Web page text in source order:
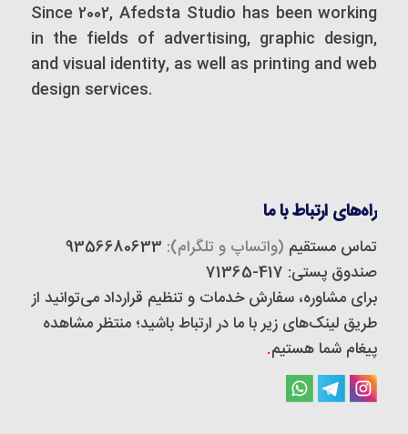
Since 2002, Afedsta Studio has been working
in the fields of advertising, graphic design,
and visual identity, as well as printing and web
design services.
راه‌های ارتباط با ما
تماس مستقیم (واتساپ و تلگرام):
صندوق پستی: 417-71365
برای مشاوره، سفارش خدمات و تنظیم قرارداد می‌توانید از
طریق لینک‌های زیر با ما در ارتباط باشید؛ منتظر مشاهده
پیغام شما هستیم.